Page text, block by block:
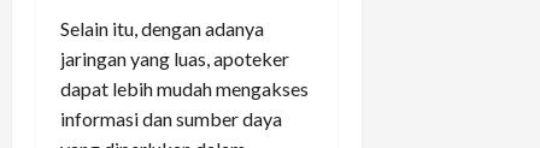
Selain itu, dengan adanya
jaringan yang luas, apoteker
dapat lebih mudah mengakses
informasi dan sumber daya